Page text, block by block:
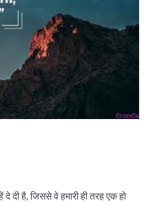
दी है, जिससे वे हमारी ही तरह एक हो